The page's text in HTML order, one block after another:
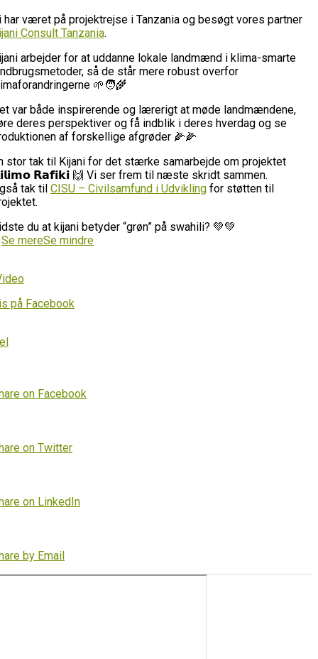
har været på projektrejse i Tanzania og besøgt vores partner
Consult Tanzania.
arbejder for at uddanne lokale landmænd i klima-smarte
så de står mere robust overfor
🌱🧑‍🌾
var både inspirerende og lærerigt at møde landmændene,
deres perspektiver og få indblik i deres hverdag og se
af forskellige afgrøder 🌽🌽
stor tak til Kijani for det stærke samarbejde om projektet
𝗥𝗮𝗳𝗶𝗸𝗶 🙌 Vi ser frem til næste skridt sammen.
tak til CISU – Civilsamfund i Udvikling for støtten til
du at kijani betyder “grøn” på swahili? 💚💚
Se mereSe mindre
på Facebook
on Facebook
on Twitter
on LinkedIn
by Email